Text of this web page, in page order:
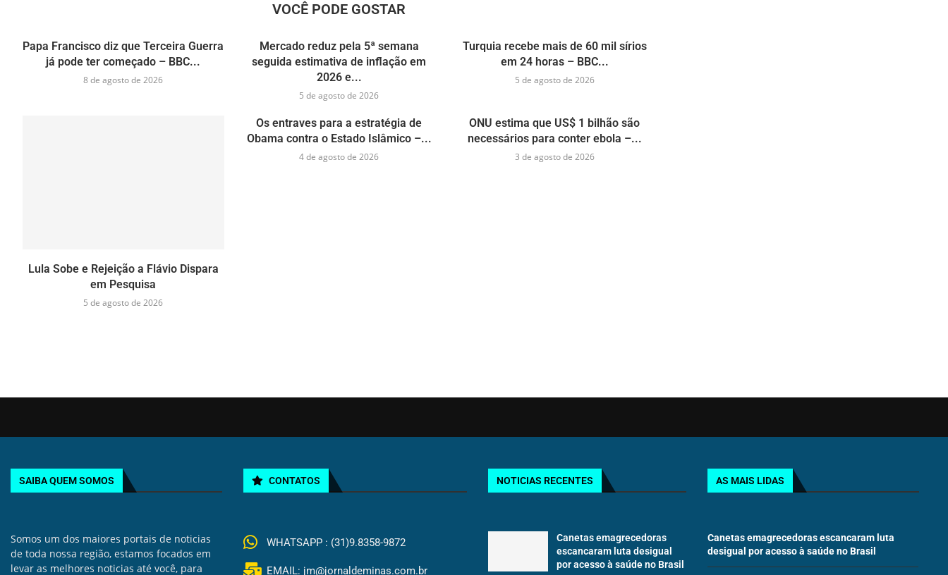
VOCÊ PODE GOSTAR
Papa Francisco diz que Terceira Guerra
já pode ter começado – BBC...
8 de agosto de 2026
Mercado reduz pela 5ª semana
seguida estimativa de inflação em
2026 e...
5 de agosto de 2026
Turquia recebe mais de 60 mil sírios
em 24 horas – BBC...
5 de agosto de 2026
Lula Sobe e Rejeição a Flávio Dispara
em Pesquisa
5 de agosto de 2026
Os entraves para a estratégia de
Obama contra o Estado Islâmico –...
4 de agosto de 2026
ONU estima que US$ 1 bilhão são
necessários para conter ebola –...
3 de agosto de 2026
SAIBA QUEM SOMOS
Somos um dos maiores portais de noticias
de toda nossa região, estamos focados em
levar as melhores noticias até você, para
CONTATOS
WHATSAPP : (31)9.8358-9872
EMAIL: jm@jornaldeminas.com.br
NOTICIAS RECENTES
Canetas emagrecedoras
escancaram luta desigual
por acesso à saúde no Brasil
AS MAIS LIDAS
Canetas emagrecedoras escancaram luta
desigual por acesso à saúde no Brasil